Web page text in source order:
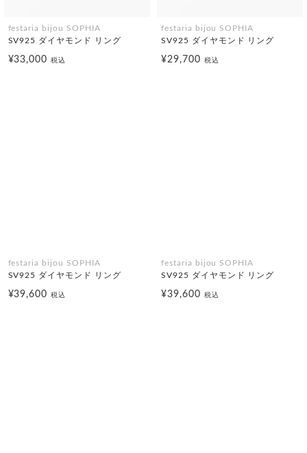
festaria bijou SOPHIA
SV925 ダイヤモンド リング
¥33,000税込
festaria bijou SOPHIA
SV925 ダイヤモンド リング
¥29,700 税込
festaria bijou SOPHIA
SV925 ダイヤモンド リング
¥39,600税込
festaria bijou SOPHIA
SV925 ダイヤモンド リング
¥39,600 税込